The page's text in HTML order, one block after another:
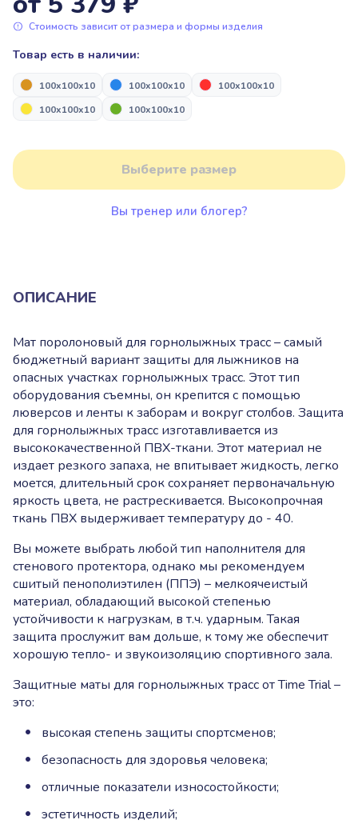
Пьедесталы, подиумы для
награждения
Надувные арки “Старт/Финиш”
Надувная продукция для дронов
Альпинизм и скалолазание
Пакрафтинг
Парашютный спорт
Парашютный спорт
награждения
Надувные арки “Старт/Финиш”
Альпинизм и скалолазание
Стоимость зависит от размера и формы изделия
Товар есть в наличии:
100x100x10 100x100x10
100x100x10
100x100x10
100x100x10
Выберите размер
Вы тренер или блогер?
ОПИСАНИЕ
Мат поролоновый для горнолыжных трасс – самый
бюджетный вариант защиты для лыжников на
опасных участках горнолыжных трасс. Этот тип
оборудования съемны, он крепится с помощью
люверсов и ленты к заборам и вокруг столбов. Защита
для горнолыжных трасс изготавливается из
высококачественной ПВХ-ткани. Этот материал не
издает резкого запаха, не впитывает жидкость, легко
моется, длительный срок сохраняет первоначальную
яркость цвета, не растрескивается. Высокопрочная
ткань ПВХ выдерживает температуру до - 40.
Вы можете выбрать любой тип наполнителя для
стенового протектора, однако мы рекомендуем
сшитый пенополиэтилен (ППЭ) – мелкоячеистый
материал, обладающий высокой степенью
устойчивости к нагрузкам, в т.ч. ударным. Такая
защита прослужит вам дольше, к тому же обеспечит
хорошую тепло- и звукоизоляцию спортивного зала.
Защитные маты для горнолыжных трасс от Time Trial –
это:
высокая степень защиты спортсменов;
безопасность для здоровья человека;
отличные показатели износостойкости;
эстетичность изделий;